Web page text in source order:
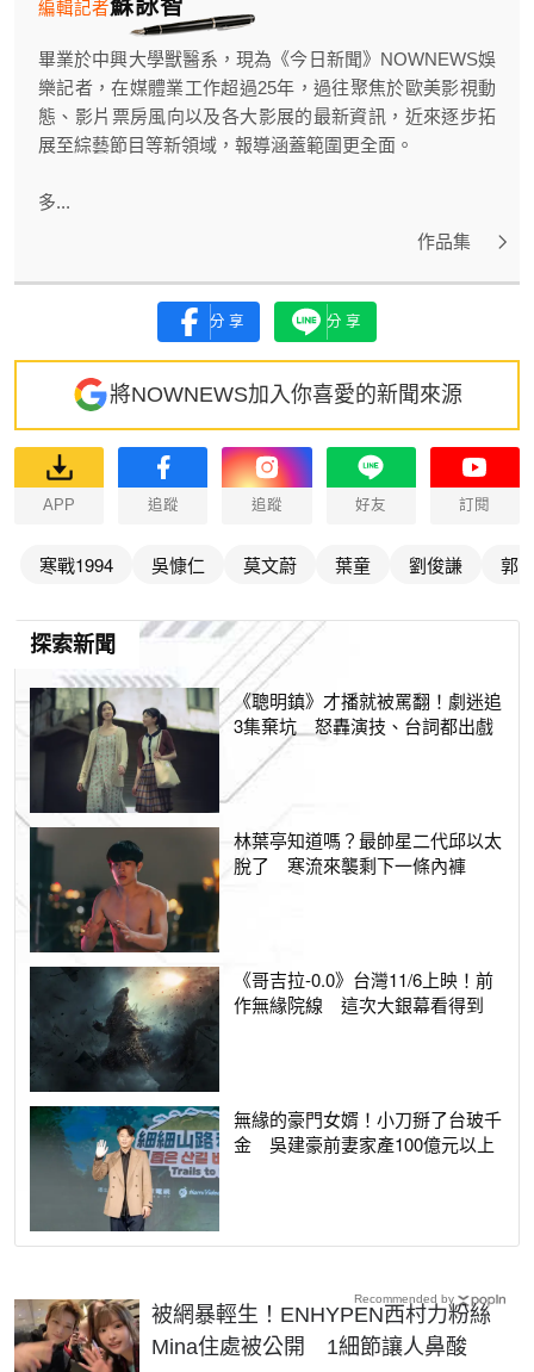
編輯記者
畢業於中興大學獸醫系，現為《今日新聞》NOWNEWS娛
樂記者，在媒體業工作超過25年，過往聚焦於歐美影視動
態、影片票房風向以及各大影展的最新資訊，近來逐步拓
展至綜藝節目等新領域，報導涵蓋範圍更全面。
多...
作品集
分享 分享
將NOWNEWS加入你喜愛的新聞來源
APP 追蹤 追蹤 好友 訂閱
寒戰1994 吳慷仁 莫文蔚 葉童 劉俊謙 郭
探索新聞
《聰明鎮》才播就被罵翻！劇迷追
3集棄坑 怒轟演技、台詞都出戲
林葉亭知道嗎？最帥星二代邱以太
脫了 寒流來襲剩下一條內褲
《哥吉拉-0.0》台灣11/6上映！前
作無緣院線 這次大銀幕看得到
無緣的豪門女婿！小刀掰了台玻千
金 吳建豪前妻家產100億元以上
被網暴輕生！ENHYPEN西村力粉絲
Mina住處被公開 1細節讓人鼻酸
Recommended by